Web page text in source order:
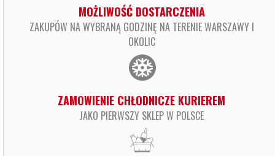
MOŻLIWOŚĆ DOSTARCZENIA
ZAKUPÓW NA WYBRANĄ GODZINĘ NA TERENIE WARSZAWY I
OKOLIC
ZAMOWIENIE CHŁODNICZE KURIEREM
JAKO PIERWSZY SKLEP W POLSCE